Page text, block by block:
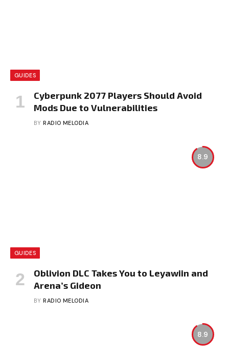
GUIDES
Cyberpunk 2077 Players Should Avoid
Mods Due to Vulnerabilities
BY RADIO MELODIA
8.9
GUIDES
Oblivion DLC Takes You to Leyawiin and
Arena’s Gideon
BY RADIO MELODIA
8.9